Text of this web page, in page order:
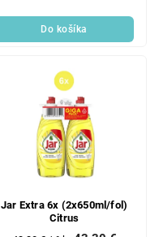
Do košíka
Jar Extra 6x (2x650ml/fol)
Citrus